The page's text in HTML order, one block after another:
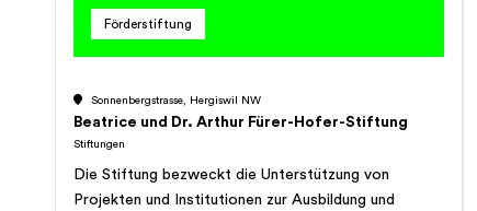
Tiere; die Förderung der Jugend durch Aus- und
Weiterbildung. Die Stiftung kann in der Schweiz und
im Ausland tätig werden. Die Unterstützung kann
Stiftung kann auch andere Aktivitäten entfalten,
welche die Erreichung des Stiftungszwecks zum Ziel
Förderstiftung
Sonnenbergstrasse, Hergiswil NW
Beatrice und Dr. Arthur Fürer-Hofer-Stiftung
Stiftungen
Die Stiftung bezweckt die Unterstützung von
Projekten und Institutionen zur Ausbildung und